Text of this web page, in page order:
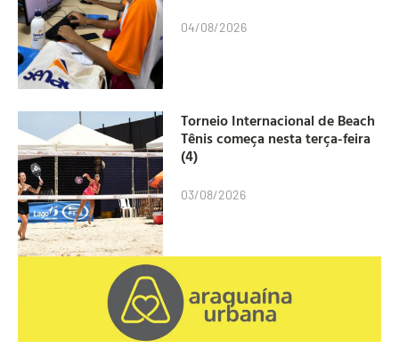
04/08/2026
Torneio Internacional de Beach
Tênis começa nesta terça-feira
(4)
03/08/2026